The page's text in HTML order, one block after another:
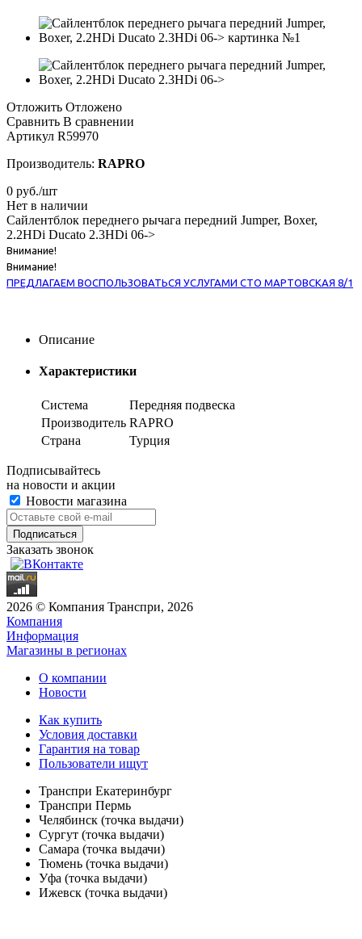
Отложить Отложено
Сравнить В сравнении
Артикул R59970
Производитель: RAPRO
0 руб./шт
Нет в наличии
Сайлентблок переднего рычага передний Jumper, Boxer,
2.2HDi Ducato 2.3HDi 06->
Внимание!
Внимание!
ПРЕДЛАГАЕМ ВОСПОЛЬЗОВАТЬСЯ УСЛУГАМИ СТО МАРТОВСКАЯ 8/1
Описание
Характеристики
Система
Передняя подвеска
Производитель RAPRO
Страна
Турция
Подписывайтесь
на новости и акции
Новости магазина
Заказать звонок
2026 © Компания Транспри, 2026
Компания
Информация
Магазины в регионах
О компании
Новости
Как купить
Условия доставки
Гарантия на товар
Пользователи ищут
Транспри Екатеринбург
Транспри Пермь
Челябинск (точка выдачи)
Сургут (точка выдачи)
Самара (точка выдачи)
Тюмень (точка выдачи)
Уфа (точка выдачи)
Ижевск (точка выдачи)